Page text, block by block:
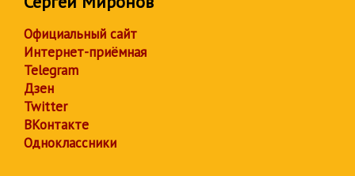
Официальный сайт
Интернет-приёмная
Telegram
Дзен
Twitter
ВКонтакте
Одноклассники